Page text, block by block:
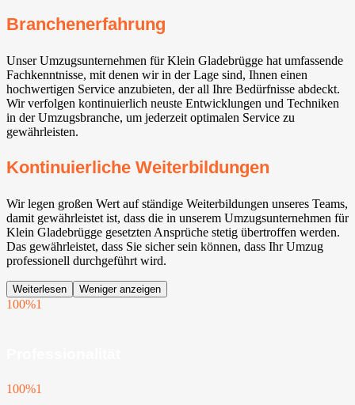
Branchenerfahrung
Unser Umzugsunternehmen für Klein Gladebrügge hat umfassende
Fachkenntnisse, mit denen wir in der Lage sind, Ihnen einen
hochwertigen Service anzubieten, der all Ihre Bedürfnisse abdeckt.
Wir verfolgen kontinuierlich neuste Entwicklungen und Techniken
in der Umzugsbranche, um jederzeit optimalen Service zu
gewährleisten.
Kontinuierliche Weiterbildungen
Wir legen großen Wert auf ständige Weiterbildungen unseres Teams,
damit gewährleistet ist, dass die in unserem Umzugsunternehmen für
Klein Gladebrügge gesetzten Ansprüche stetig übertroffen werden.
Das gewährleistet, dass Sie sicher sein können, dass Ihr Umzug
professionell durchgeführt wird.
Weiterlesen Weniger anzeigen
100%1
100%1